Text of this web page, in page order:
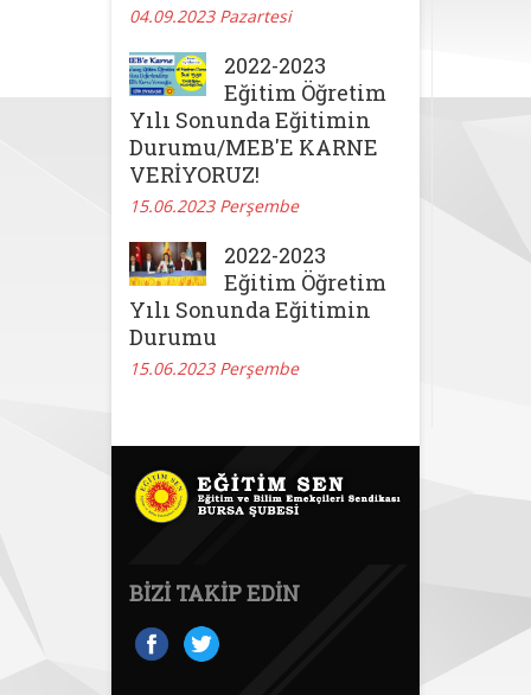
04.09.2023 Pazartesi
2022-2023
Eğitim Öğretim
Yılı Sonunda Eğitimin
Durumu/MEB'E KARNE
VERİYORUZ!
15.06.2023 Perşembe
2022-2023
Eğitim Öğretim
Yılı Sonunda Eğitimin
Durumu
15.06.2023 Perşembe
BIZI TAKIP EDIN